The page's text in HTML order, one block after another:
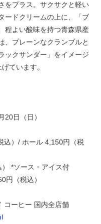
をプラス。サクサクと軽い
ードクリームの上に、「ブ
程よい酸味を持つ青森県産
、プレーンなクランブルと
ックサンダー」をイメージ
ています。
20日（日）
込）/ ホール 4,150円（税
） *ソース・アイス付
円（税込）
コーヒー 国内全店舗